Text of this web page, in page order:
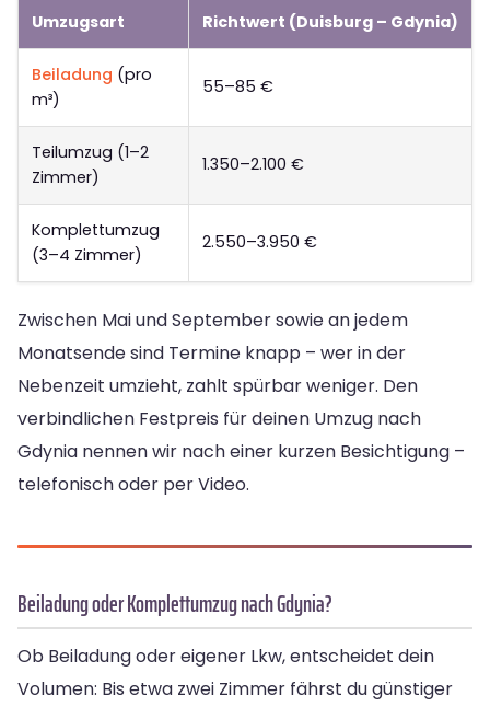
Umzugsart Richtwert (Duisburg – Gdynia)
Beiladung (pro
m³)
55–85 €
Teilumzug (1–2
Zimmer)
1.350–2.100 €
Komplettumzug
(3–4 Zimmer)
2.550–3.950 €
Zwischen Mai und September sowie an jedem
Monatsende sind Termine knapp – wer in der
Nebenzeit umzieht, zahlt spürbar weniger. Den
verbindlichen Festpreis für deinen Umzug nach
Gdynia nennen wir nach einer kurzen Besichtigung –
telefonisch oder per Video.
Beiladung oder Komplettumzug nach Gdynia?
Ob Beiladung oder eigener Lkw, entscheidet dein
Volumen: Bis etwa zwei Zimmer fährst du günstiger